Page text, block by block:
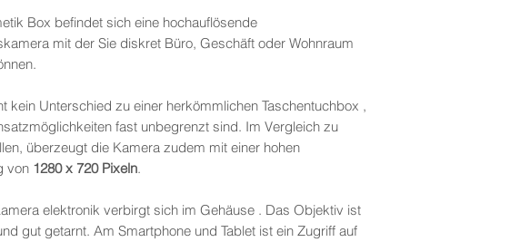
Box befindet sich eine hochauflösende
mit der Sie diskret Büro, Geschäft oder Wohnraum
kein Unterschied zu einer herkömmlichen Taschentuchbox ,
fast unbegrenzt sind. Im Vergleich zu
überzeugt die Kamera zudem mit einer hohen
von 1280 x 720 Pixeln.
elektronik verbirgt sich im Gehäuse . Das Objektiv ist
gut getarnt. Am Smartphone und Tablet ist ein Zugriff auf